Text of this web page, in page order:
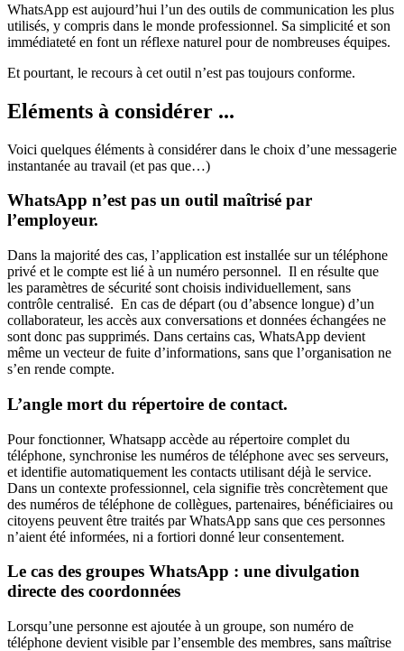
WhatsApp est aujourd’hui l’un des outils de communication les plus
utilisés, y compris dans le monde professionnel. Sa simplicité et son
immédiateté en font un réflexe naturel pour de nombreuses équipes.
Et pourtant, le recours à cet outil n’est pas toujours conforme.
Eléments à considérer ...
Voici quelques éléments à considérer dans le choix d’une messagerie
instantanée au travail (et pas que…)
WhatsApp n’est pas un outil maîtrisé par
l’employeur.
Dans la majorité des cas, l’application est installée sur un téléphone
privé et le compte est lié à un numéro personnel. Il en résulte que
les paramètres de sécurité sont choisis individuellement, sans
contrôle centralisé. En cas de départ (ou d’absence longue) d’un
collaborateur, les accès aux conversations et données échangées ne
sont donc pas supprimés. Dans certains cas, WhatsApp devient
même un vecteur de fuite d’informations, sans que l’organisation ne
s’en rende compte.
L’angle mort du répertoire de contact.
Pour fonctionner, Whatsapp accède au répertoire complet du
téléphone, synchronise les numéros de téléphone avec ses serveurs,
et identifie automatiquement les contacts utilisant déjà le service.
Dans un contexte professionnel, cela signifie très concrètement que
des numéros de téléphone de collègues, partenaires, bénéficiaires ou
citoyens peuvent être traités par WhatsApp sans que ces personnes
n’aient été informées, ni a fortiori donné leur consentement.
Le cas des groupes WhatsApp : une divulgation
directe des coordonnées
Lorsqu’une personne est ajoutée à un groupe, son numéro de
téléphone devient visible par l’ensemble des membres, sans maîtrise